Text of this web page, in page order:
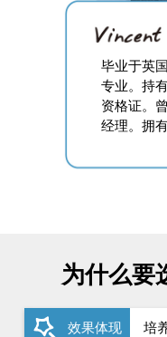
毕业于英
专业。持
资格证。
经理。拥
为什么要
效果体现 培